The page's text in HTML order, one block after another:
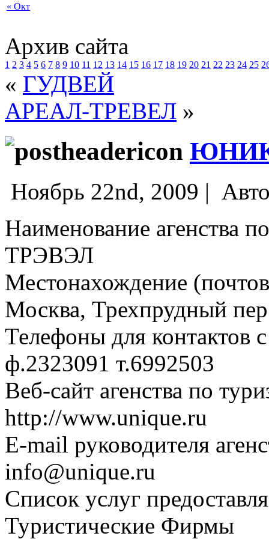
« Окт
Архив сайта
1 2 3 4 5 6 7 8 9 10 11 12 13 14 15 16 17 18 19 20 21 22 23 24 25
« ГУДВЕЙ
АРЕАЛ-ТРЕВЕЛ »
Ноябрь 22nd, 2009 |
Наименование
ТРЭВЭЛ
Местонахождение
Москва, Трехпрудный
Телефоны для контактов
ф.2323091 т.6992503
Веб-сайт агенства по
http://www.unique.ru
E-mail руководителя
info@unique.ru
Список услуг
Туристические Фирмы